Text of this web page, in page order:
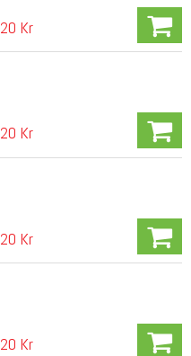
20 Kr
20 Kr
20 Kr
20 Kr